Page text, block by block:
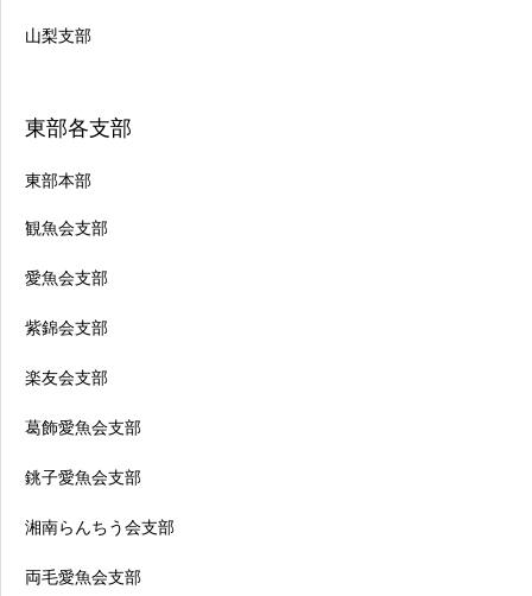
山梨支部
東部各支部
東部本部
観魚会支部
愛魚会支部
紫錦会支部
楽友会支部
葛飾愛魚会支部
銚子愛魚会支部
湘南らんちう会支部
両毛愛魚会支部